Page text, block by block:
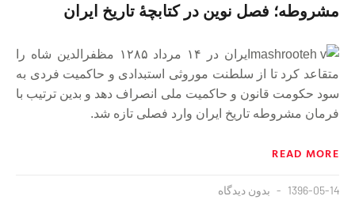
مشروطه؛ فصل نوین در کتابچهٔ تاریخ ایران
ایران در ۱۴ مرداد ۱۲۸۵ مظفرالدین شاه را
متقاعد کرد تا از سلطنت موروثی استبدادی و حاکمیت فردی به
سود حکومت قانون و حاکمیت ملی انصراف دهد و بدین ترتیب با
فرمان مشروطه تاریخ ایران وارد فصلی تازه شد.
READ MORE
1396-05-14 بدون دیدگاه